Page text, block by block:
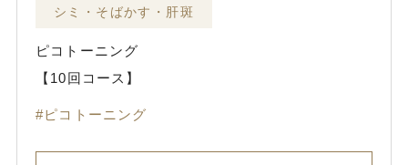
シミ・そばかす・肝斑
ピコトーニング
【10回コース】
ピコトーニング